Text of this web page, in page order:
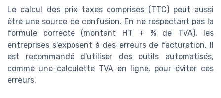
Le calcul des prix taxes comprises (TTC) peut aussi
être une source de confusion. En ne respectant pas la
formule correcte (montant HT + % de TVA), les
entreprises s'exposent à des erreurs de facturation. Il
est recommandé d'utiliser des outils automatisés,
comme une calculette TVA en ligne, pour éviter ces
erreurs.